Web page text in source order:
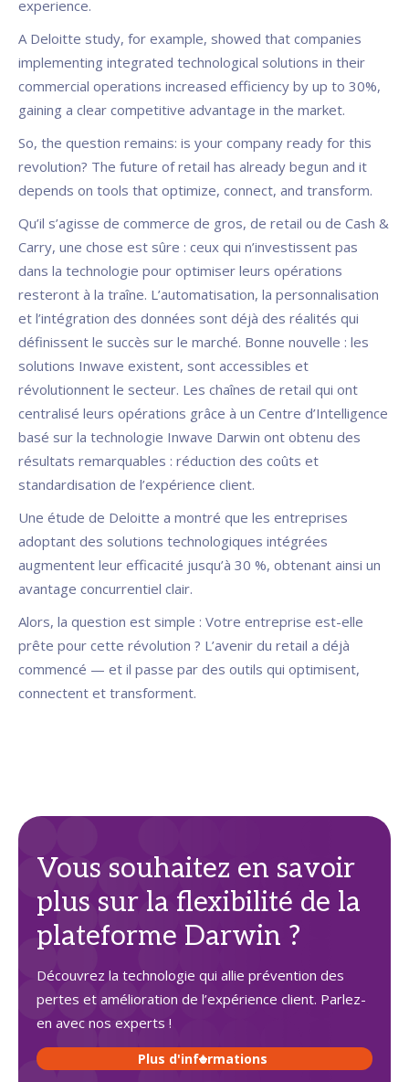
experience.
A Deloitte study, for example, showed that companies
implementing integrated technological solutions in their
commercial operations increased efficiency by up to 30%,
gaining a clear competitive advantage in the market.
So, the question remains: is your company ready for this
revolution? The future of retail has already begun and it
depends on tools that optimize, connect, and transform.
Qu’il s’agisse de commerce de gros, de retail ou de Cash &
Carry, une chose est sûre : ceux qui n’investissent pas
dans la technologie pour optimiser leurs opérations
resteront à la traîne. L’automatisation, la personnalisation
et l’intégration des données sont déjà des réalités qui
définissent le succès sur le marché. Bonne nouvelle : les
solutions Inwave existent, sont accessibles et
révolutionnent le secteur. Les chaînes de retail qui ont
centralisé leurs opérations grâce à un Centre d’Intelligence
basé sur la technologie Inwave Darwin ont obtenu des
résultats remarquables : réduction des coûts et
standardisation de l’expérience client.
Une étude de Deloitte a montré que les entreprises
adoptant des solutions technologiques intégrées
augmentent leur efficacité jusqu’à 30 %, obtenant ainsi un
avantage concurrentiel clair.
Alors, la question est simple : Votre entreprise est-elle
prête pour cette révolution ? L’avenir du retail a déjà
commencé — et il passe par des outils qui optimisent,
connectent et transforment.
Vous souhaitez en savoir
plus sur la flexibilité de la
plateforme Darwin ?
Découvrez la technologie qui allie prévention des
pertes et amélioration de l’expérience client. Parlez-
en avec nos experts !
Plus d'informations